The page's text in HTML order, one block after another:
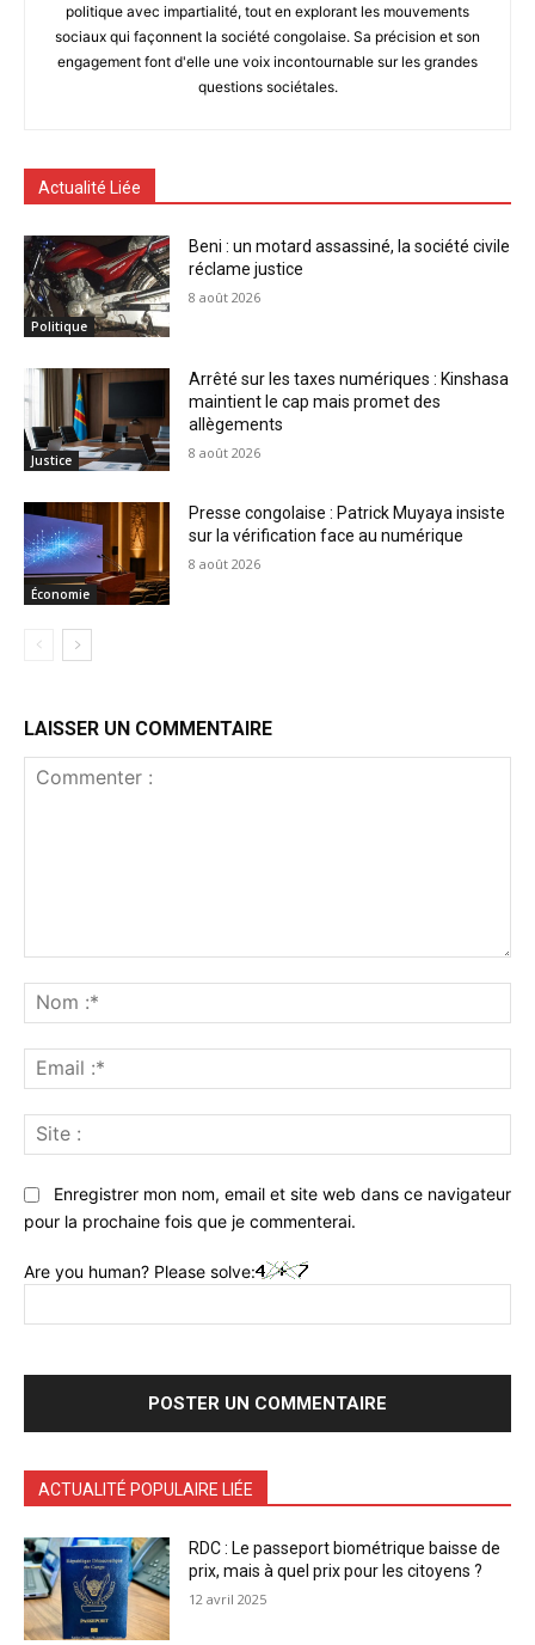
politique avec impartialité, tout en explorant les mouvements
sociaux qui façonnent la société congolaise. Sa précision et son
engagement font d'elle une voix incontournable sur les grandes
questions sociétales.
Actualité Liée
Politique
Beni : un motard assassiné, la société civile
réclame justice
8 août 2026
Justice
Arrêté sur les taxes numériques : Kinshasa
maintient le cap mais promet des
allègements
8 août 2026
Économie
Presse congolaise : Patrick Muyaya insiste
sur la vérification face au numérique
8 août 2026
LAISSER UN COMMENTAIRE
:*
:*
:
Enregistrer mon nom, email et site web dans ce navigateur
pour la prochaine fois que je commenterai.
Are you human? Please solve:
ACTUALITÉ POPULAIRE LIÉE
RDC : Le passeport biométrique baisse de
prix, mais à quel prix pour les citoyens ?
12 avril 2025